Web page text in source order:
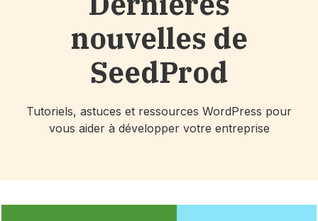
nouvelles de
SeedProd
Tutoriels, astuces et ressources WordPress pour
vous aider à développer votre entreprise